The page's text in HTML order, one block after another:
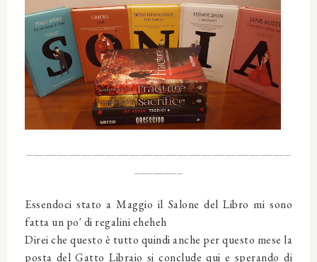
Essendoci stato a Maggio il Salone del Libro mi sono
fatta un po' di regalini eheheh
Direi che questo è tutto quindi anche per questo mese la
posta del Gatto Libraio si conclude qui e sperando di